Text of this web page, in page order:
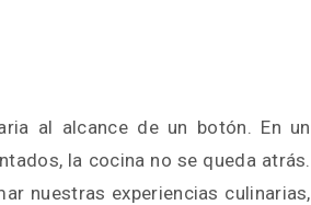
al alcance de un botón. En un
la cocina no se queda atrás.
nuestras experiencias culinarias,